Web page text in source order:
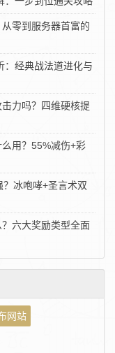
零到服务器首富的
：经典战法道进化与
力吗？四维硬核提
用？55%减伤+彩
冰咆哮+圣言术双
六大奖励类型全面
网站